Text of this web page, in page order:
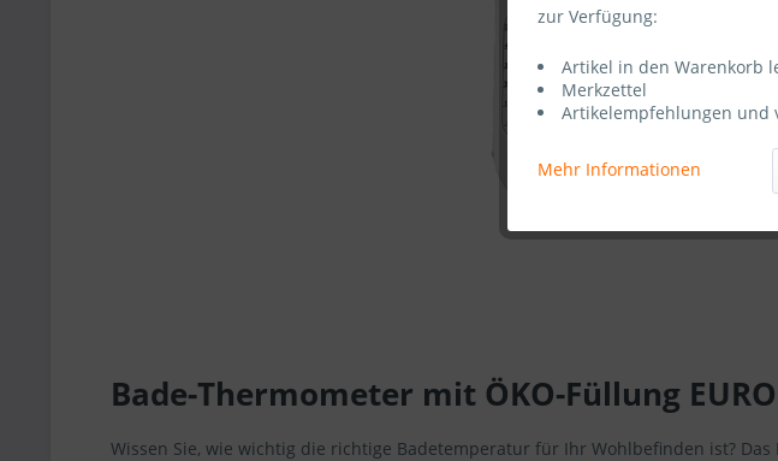
Bade-Thermometer mit ÖKO-Füllung
Wissen Sie, wie wichtig die richtige Badetemperatur für Ihr Wohlbefinden ist?
zur Verfügung:
Artikel in den Warenkorb
Merkzettel
Artikelempfehlungen und
Mehr Informationen